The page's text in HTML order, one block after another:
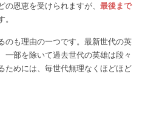
恩恵を受けられますが、 最後まで
。
のも理由の一つです。最新世代の英
一部を除いて過去世代の英雄は段々
ためには、毎世代無理なくほどほど